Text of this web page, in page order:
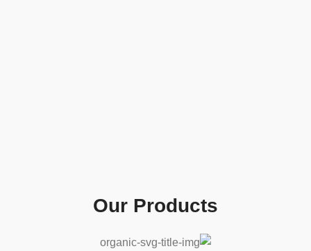
Our Products